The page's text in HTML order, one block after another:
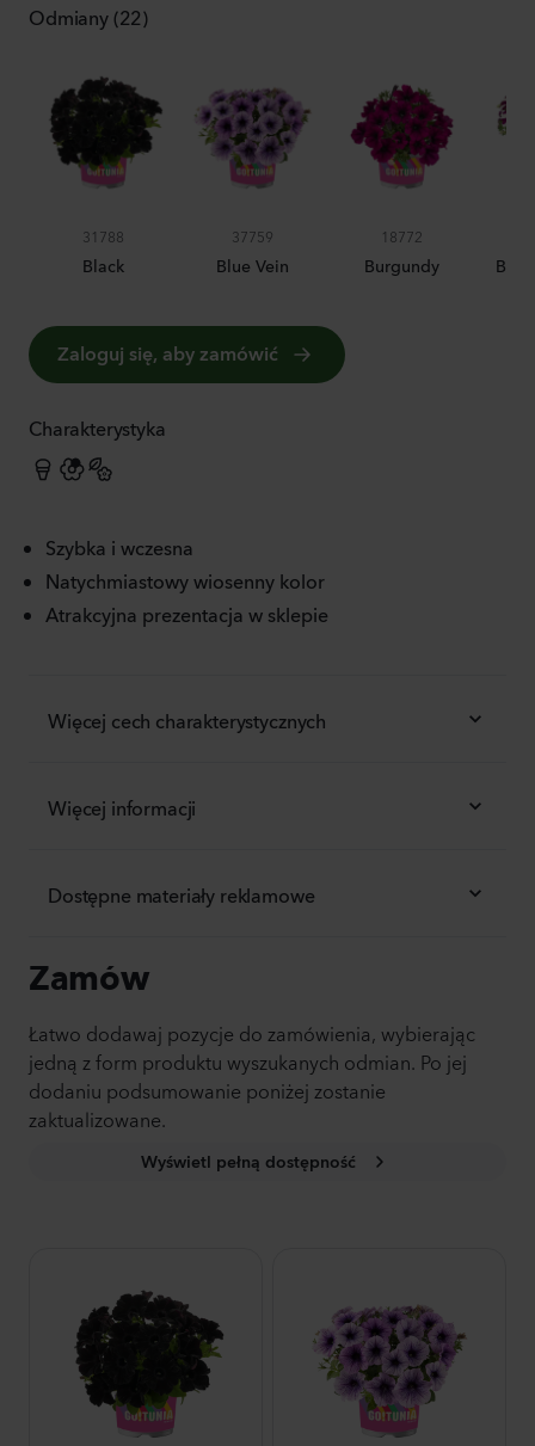
Odmiany (22)
31788
Black
37759
Blue Vein
18772
Burgundy
Zaloguj się, aby zamówić
Charakterystyka
Szybka i wczesna
Natychmiastowy wiosenny kolor
Atrakcyjna prezentacja w sklepie
Więcej cech charakterystycznych
Więcej informacji
Dostępne materiały reklamowe
Zamów
Łatwo dodawaj pozycje do zamówienia, wybierając
jedną z form produktu wyszukanych odmian. Po jej
dodaniu podsumowanie poniżej zostanie
zaktualizowane.
Wyświetl pełną dostępność